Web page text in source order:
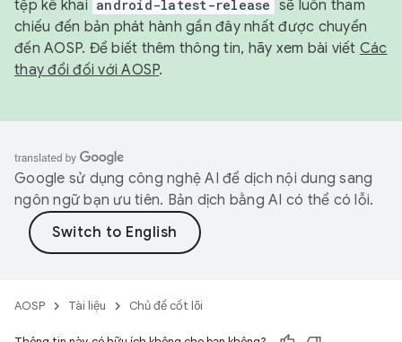
tệp kê khai android-latest-release sẽ luôn tham
chiếu đến bản phát hành gần đây nhất được chuyển
đến AOSP. Để biết thêm thông tin, hãy xem bài viết Các
thay đổi đối với AOSP.
Google sử dụng công nghệ AI để dịch nội dung sang
ngôn ngữ bạn ưu tiên. Bản dịch bằng AI có thể có lỗi.
AOSP Tài liệu Chủ đề cốt lõi